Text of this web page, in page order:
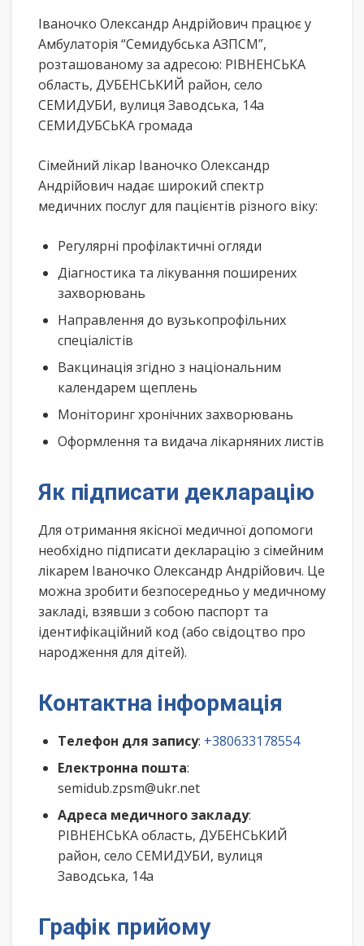
Іваночко Олександр Андрійович працює у
Амбулаторія “Семидубська АЗПСМ”,
розташованому за адресою: РІВНЕНСЬКА
область, ДУБЕНСЬКИЙ район, село
СЕМИДУБИ, вулиця Заводська, 14а
СЕМИДУБСЬКА громада
Сімейний лікар Іваночко Олександр
Андрійович надає широкий спектр
медичних послуг для пацієнтів різного віку:
Регулярні профілактичні огляди
Діагностика та лікування поширених
захворювань
Направлення до вузькопрофільних
спеціалістів
Вакцинація згідно з національним
календарем щеплень
Моніторинг хронічних захворювань
Оформлення та видача лікарняних листів
Як підписати декларацію
Для отримання якісної медичної допомоги
необхідно підписати декларацію з сімейним
лікарем Іваночко Олександр Андрійович. Це
можна зробити безпосередньо у медичному
закладі, взявши з собою паспорт та
ідентифікаційний код (або свідоцтво про
народження для дітей).
Контактна інформація
Телефон для запису: +380633178554
Електронна пошта:
semidub.zpsm@ukr.net
Адреса медичного закладу:
РІВНЕНСЬКА область, ДУБЕНСЬКИЙ
район, село СЕМИДУБИ, вулиця
Заводська, 14а
Графік прийому